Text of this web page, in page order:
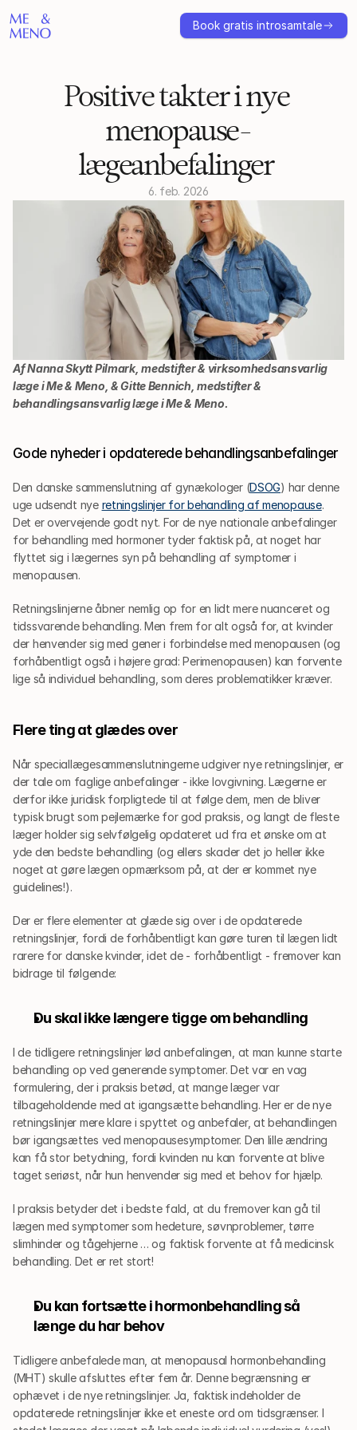
Book gratis introsamtale
Positive takter i nye
menopause-
lægeanbefalinger
6. feb. 2026
Af Nanna Skytt Pilmark, medstifter & virksomhedsansvarlig
læge i Me & Meno, & Gitte Bennich, medstifter &
behandlingsansvarlig læge i Me & Meno.
Gode nyheder i opdaterede behandlingsanbefalinger
Den danske sammenslutning af gynækologer (DSOG) har denne
uge udsendt nye retningslinjer for behandling af menopause.
Det er overvejende godt nyt. For de nye nationale anbefalinger
for behandling med hormoner tyder faktisk på, at noget har
flyttet sig i lægernes syn på behandling af symptomer i
menopausen.
Retningslinjerne åbner nemlig op for en lidt mere nuanceret og
tidssvarende behandling. Men frem for alt også for, at kvinder
der henvender sig med gener i forbindelse med menopausen (og
forhåbentligt også i højere grad: Perimenopausen) kan forvente
lige så individuel behandling, som deres problematikker kræver.
Flere ting at glædes over
Når speciallægesammenslutningerne udgiver nye retningslinjer, er
der tale om faglige anbefalinger - ikke lovgivning. Lægerne er
derfor ikke juridisk forpligtede til at følge dem, men de bliver
typisk brugt som pejlemærke for god praksis, og langt de fleste
læger holder sig selvfølgelig opdateret ud fra et ønske om at
yde den bedste behandling (og ellers skader det jo heller ikke
noget at gøre lægen opmærksom på, at der er kommet nye
guidelines!).
Der er flere elementer at glæde sig over i de opdaterede
retningslinjer, fordi de forhåbentligt kan gøre turen til lægen lidt
rarere for danske kvinder, idet de - forhåbentligt - fremover kan
bidrage til følgende:
Du skal ikke længere tigge om behandling
I de tidligere retningslinjer lød anbefalingen, at man kunne starte
behandling op ved generende symptomer. Det var en vag
formulering, der i praksis betød, at mange læger var
tilbageholdende med at igangsætte behandling. Her er de nye
retningslinjer mere klare i spyttet og anbefaler, at behandlingen
bør igangsættes ved menopausesymptomer. Den lille ændring
kan få stor betydning, fordi kvinden nu kan forvente at blive
taget seriøst, når hun henvender sig med et behov for hjælp.
I praksis betyder det i bedste fald, at du fremover kan gå til
lægen med symptomer som hedeture, søvnproblemer, tørre
slimhinder og tågehjerne … og faktisk forvente at få medicinsk
behandling. Det er ret stort!
Du kan fortsætte i hormonbehandling så
længe du har behov
Tidligere anbefalede man, at menopausal hormonbehandling
(MHT) skulle afsluttes efter fem år. Denne begrænsning er
ophævet i de nye retningslinjer. Ja, faktisk indeholder de
opdaterede retningslinjer ikke et eneste ord om tidsgrænser. I